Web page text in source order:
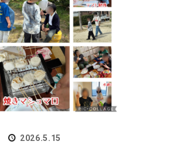
2026.5.15